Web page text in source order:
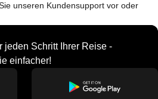
unseren Kundensupport vor oder
jeden Schritt Ihrer Reise -
einfacher!